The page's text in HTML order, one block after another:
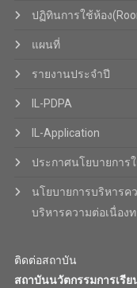
ปฏิทินการใช้ห้อง
แผนที่
รายงานประจำปี
IL-PDPA
IL-Application
ประกาศนโยบายกา
นโยบายการบริหารค
บริหารความต่อเนื่องท
ติดต่อสถาบัน
สถาบันนวัตกรรมการเรีย